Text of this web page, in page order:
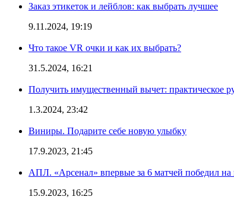
Заказ этикеток и лейблов: как выбрать лучшее
9.11.2024, 19:19
Что такое VR очки и как их выбрать?
31.5.2024, 16:21
Получить имущественный вычет: практическое
1.3.2024, 23:42
Виниры. Подарите себе новую улыбку
17.9.2023, 21:45
АПЛ. «Арсенал» впервые за 6 матчей победил на
15.9.2023, 16:25